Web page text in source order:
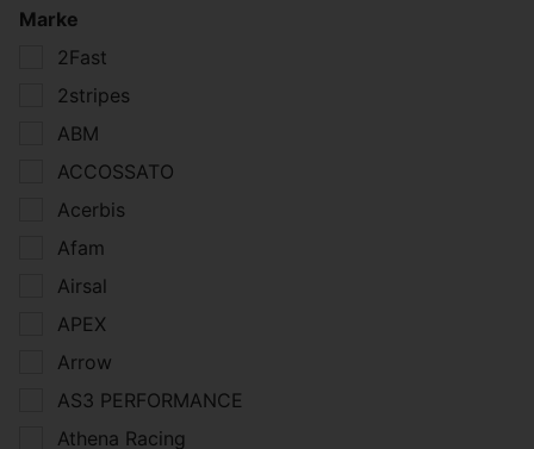
Marke
2Fast
2stripes
ABM
ACCOSSATO
Acerbis
Afam
Airsal
APEX
Arrow
AS3 PERFORMANCE
Athena Racing